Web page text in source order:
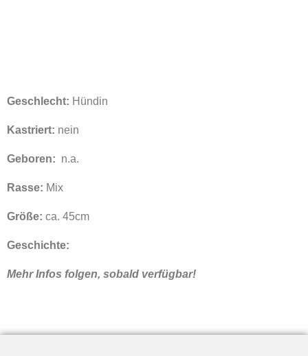
Geschlecht: Hündin
Kastriert: nein
Geboren: n.a.
Rasse: Mix
Größe: ca. 45cm
Geschichte:
Mehr Infos folgen, sobald verfügbar!